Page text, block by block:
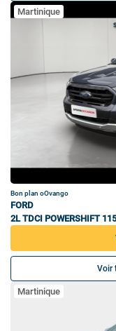
Martinique
Bon plan oOvango
FORD
2L TDCI POWERSHIFT
Voir
Martinique